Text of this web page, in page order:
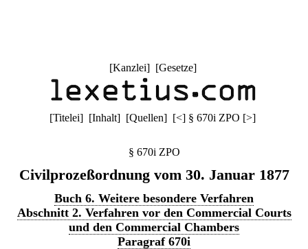
[Kanzlei] [Gesetze]
[Titelei] [Inhalt] [Quellen] [<] § 670i ZPO [>]
§ 670i ZPO
Civilprozeßordnung vom 30. Januar 1877
Buch 6. Weitere besondere Verfahren
Abschnitt 2. Verfahren vor den Commercial Courts
und den Commercial Chambers
Paragraf 670i